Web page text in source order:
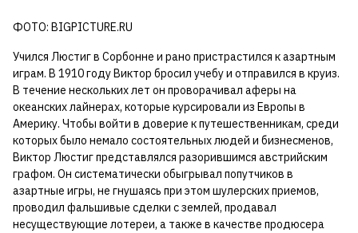
ФОТО: BIGPICTURE.RU
Учился Люстиг в Сорбонне и рано пристрастился к азартным
играм. В 1910 году Виктор бросил учебу и отправился в круиз.
В течение нескольких лет он проворачивал аферы на
океанских лайнерах, которые курсировали из Европы в
Америку. Чтобы войти в доверие к путешественникам, среди
которых было немало состоятельных людей и бизнесменов,
Виктор Люстиг представлялся разорившимся австрийским
графом. Он систематически обыгрывал попутчиков в
азартные игры, не гнушаясь при этом шулерских приемов,
проводил фальшивые сделки с землей, продавал
несуществующие лотереи, а также в качестве продюсера